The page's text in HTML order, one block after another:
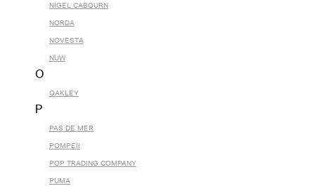
NIGEL CABOURN
NORDA
NOVESTA
NUW
O
OAKLEY
P
PAS DE MER
POMPEII
POP TRADING COMPANY
PUMA